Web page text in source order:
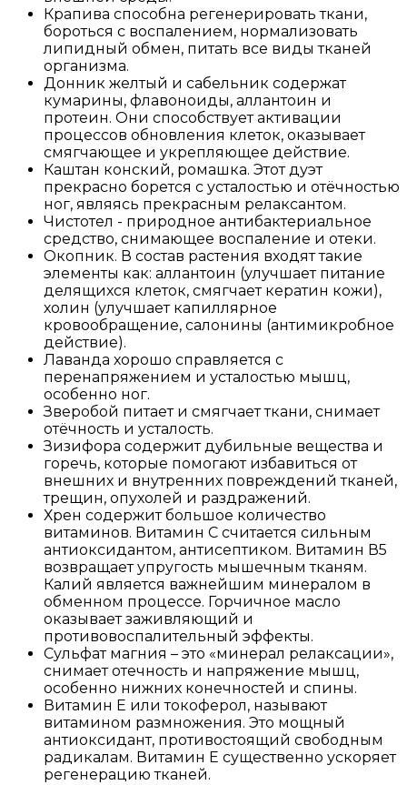
Крапива способна регенерировать ткани,
бороться с воспалением, нормализовать
липидный обмен, питать все виды тканей
организма.
Донник желтый и сабельник содержат
кумарины, флавоноиды, аллантоин и
протеин. Они способствует активации
процессов обновления клеток, оказывает
смягчающее и укрепляющее действие.
Каштан конский, ромашка. Этот дуэт
прекрасно борется с усталостью и отёчностью
ног, являясь прекрасным релаксантом.
Чистотел - природное антибактериальное
средство, снимающее воспаление и отеки.
Окопник. В состав растения входят такие
элементы как: аллантоин (улучшает питание
делящихся клеток, смягчает кератин кожи),
холин (улучшает капиллярное
кровообращение, салонины (антимикробное
действие).
Лаванда хорошо справляется с
перенапряжением и усталостью мышц,
особенно ног.
Зверобой питает и смягчает ткани, снимает
отёчность и усталость.
Зизифора содержит дубильные вещества и
горечь, которые помогают избавиться от
внешних и внутренних повреждений тканей,
трещин, опухолей и раздражений.
Хрен содержит большое количество
витаминов. Витамин С считается сильным
антиоксидантом, антисептиком. Витамин В5
возвращает упругость мышечным тканям.
Калий является важнейшим минералом в
обменном процессе. Горчичное масло
оказывает заживляющий и
противовоспалительный эффекты.
Сульфат магния – это «минерал релаксации»,
снимает отечность и напряжение мышц,
особенно нижних конечностей и спины.
Витамин Е или токоферол, называют
витамином размножения. Это мощный
антиоксидант, противостоящий свободным
радикалам. Витамин Е существенно ускоряет
регенерацию тканей.